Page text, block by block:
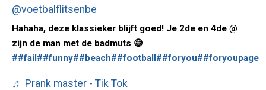
@voetbalflitsenbe
Hahaha, deze klassieker blijft goed! Je 2de en 4de @
zijn de man met de badmuts 😅
##fail##funny##beach##football##foryou##foryoupage
♬ Prank master - Tik Tok